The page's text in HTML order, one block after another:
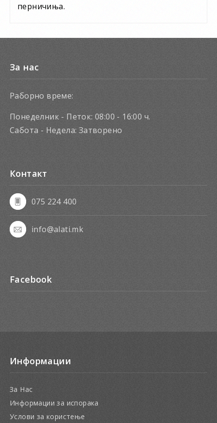
перничиња.
За нас
Раборно време:
Понеделник - Петок: 08:00 - 16:00 ч.
Сабота - Недела: Затворено
Контакт
075 224 400
info@alati.mk
Facebook
Информации
За Нас
Информации за испорака
Услови за користење